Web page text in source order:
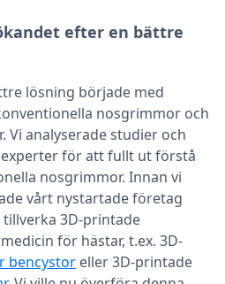
efter en bättre
lösning började med
nosgrimmor och
Vi analyserade studier och
för att fullt ut förstå
nosgrimmor. Innan vi
vårt nystartade företag
3D-printade
för hästar, t.ex. 3D-
bencystor eller 3D-printade